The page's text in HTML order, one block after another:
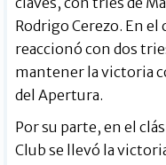
Rodrigo Cerezo. En
reaccionó con dos
mantener la victoria
del Apertura.
Por su parte, en el
Club se llevó la